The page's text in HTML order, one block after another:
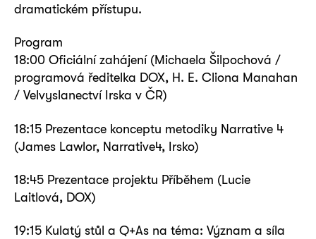
dramatickém přístupu.
Program
18:00 Oficiální zahájení (Michaela Šilpochová /
programová ředitelka DOX, H. E. Cliona Manahan
/ Velvyslanectví Irska v ČR)
18:15 Prezentace konceptu metodiky Narrative 4
(James Lawlor, Narrative4, Irsko)
18:45 Prezentace projektu Příběhem (Lucie
Laitlová, DOX)
19:15 Kulatý stůl a Q+As na téma: Význam a síla